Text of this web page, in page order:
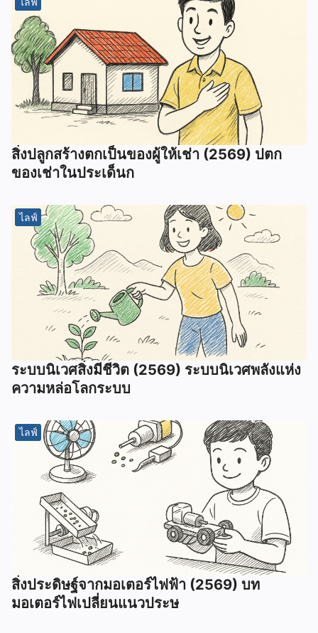
สิ่งปลูกสร้างตกเป็นของผู้ให้เช่า (2569) ปตก
ของเช่าในประเด็นก
ไลฟ์
ระบบนิเวศสิ่งมีชีวิต (2569) ระบบนิเวศพลังแห่ง
ความหล่อโลกระบบ
ไลฟ์
สิ่งประดิษฐ์จากมอเตอร์ไฟฟ้า (2569) บท
มอเตอร์ไฟเปลี่ยนแนวประษ